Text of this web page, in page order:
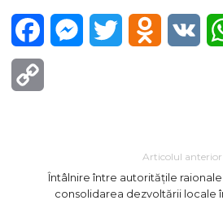
FacebookMessenger
Twitter VK
Articolul anterior
Întâlnire între autoritățile
consolidarea dezvoltării locale